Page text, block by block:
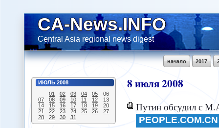
CA-News.INFO
Central Asia regional news digest
2017
начало
ИЮЛЬ 2008
01
02 03 04 05
06
07
08 09 10 11 12
13
14
15 16 17 18 19
20
21
22 23 24 25 26
27
28
29 30 31
8июля2008
Путин обсудил с М.Ахмадинежадом военно-
PEOPLE.COM.CN